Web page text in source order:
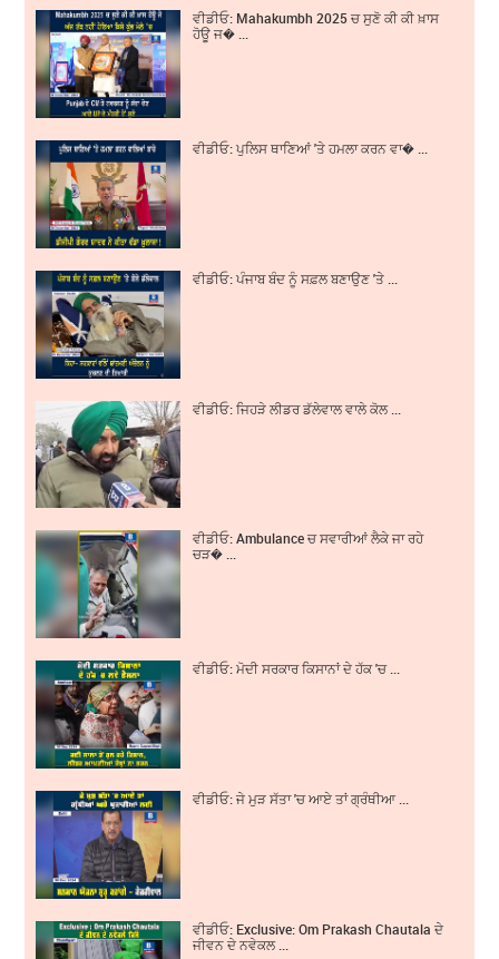
ਵੀਡੀਓ: Mahakumbh 2025 ਚ ਸੁਣੋ ਕੀ ਕੀ ਖ਼ਾਸ
ਹੋਊ ਜ� ...
ਵੀਡੀਓ: ਪੁਲਿਸ ਥਾਣਿਆਂ 'ਤੇ ਹਮਲਾ ਕਰਨ ਵਾ� ...
ਵੀਡੀਓ: ਪੰਜਾਬ ਬੰਦ ਨੂੰ ਸਫ਼ਲ ਬਣਾਉਣ 'ਤੇ ...
ਵੀਡੀਓ: ਜਿਹੜੇ ਲੀਡਰ ਡੱਲੇਵਾਲ ਵਾਲੇ ਕੋਲ ...
ਵੀਡੀਓ: Ambulance ਚ ਸਵਾਰੀਆਂ ਲੈਕੇ ਜਾ ਰਹੇ
ਚੜ� ...
ਵੀਡੀਓ: ਮੋਦੀ ਸਰਕਾਰ ਕਿਸਾਨਾਂ ਦੇ ਹੱਕ 'ਚ ...
ਵੀਡੀਓ: ਜੇ ਮੁੜ ਸੱਤਾ 'ਚ ਆਏ ਤਾਂ ਗ੍ਰੰਥੀਆ ...
ਵੀਡੀਓ: Exclusive: Om Prakash Chautala ਦੇ
ਜੀਵਨ ਦੇ ਨਵੇਕਲ ...